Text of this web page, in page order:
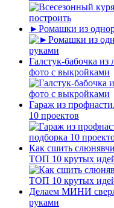
►Ромашки из
Галстук-бабочка
фото с выкройками
Гараж из
10 проектов
Как сшить
ТОП 10 крутых
Делаем МИНИ
руками